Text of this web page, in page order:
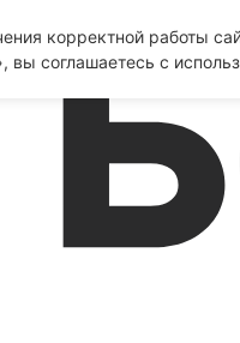
корректной работы
соглашаетесь с